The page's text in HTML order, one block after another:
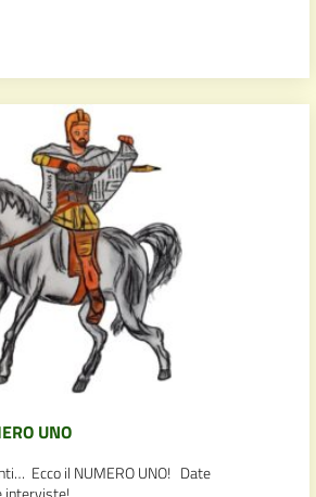
UNO
Ecco il NUMERO UNO! Date